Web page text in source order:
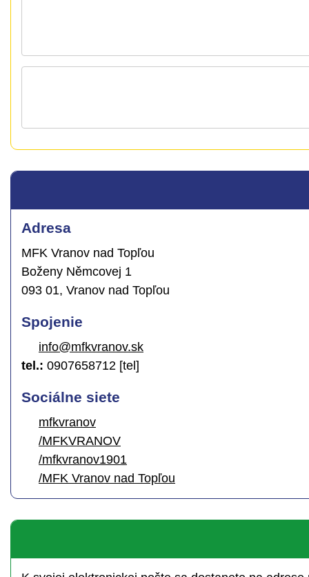
Adresa
MFK Vranov nad Topľou
Boženy Němcovej 1
093 01, Vranov nad Topľou
Spojenie
info@mfkvranov.sk
tel.: 0907658712 [tel]
Sociálne siete
mfkvranov
/MFKVRANOV
/mfkvranov1901
/MFK Vranov nad Topľou